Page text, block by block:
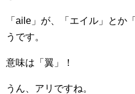
「aile」が、「エイル」とか
うです。
意味は「翼」！
うん、アリですね。